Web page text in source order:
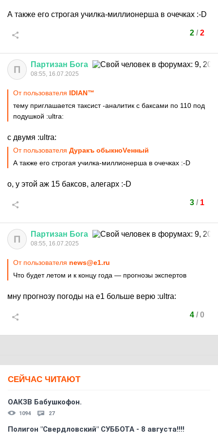
А также его строгая училка-миллионерша в очечках :-D
2/ 2
П Партизан Бога
08:55, 16.07.2025
От пользователя IDIАN™
тему приглашается таксист -аналитик с баксами по 110 под
подушкой :ultra:
с двумя :ultra:
От пользователя Дуракъ обыкноVенный
А также его строгая училка-миллионерша в очечках :-D
о, у этой аж 15 баксов, алегарх :-D
3/ 1
П Партизан Бога
08:55, 16.07.2025
От пользователя news@e1.ru
Что будет летом и к концу года — прогнозы экспертов
мну прогнозу погоды на е1 больше верю :ultra:
4/ 0
СЕЙЧАС ЧИТАЮТ
ОАКЗВ Бабушкофон.
1094 27
Полигон "Свердловский" СУББОТА - 8 августа!!!!